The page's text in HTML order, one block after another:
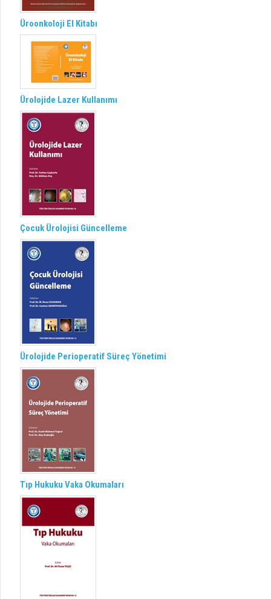
Üroonkoloji El Kitabı
Ürolojide Lazer Kullanımı
Çocuk Ürolojisi Güncelleme
Ürolojide Perioperatif Süreç Yönetimi
Tıp Hukuku Vaka Okumaları